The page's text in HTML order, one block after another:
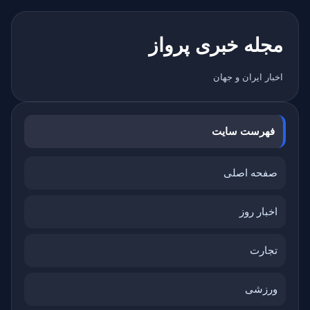
مجله خبری پرواز
اخبار ایران و جهان
فهرست سایت
صفحه اصلی
اخبار روز
تجارت
ورزشی